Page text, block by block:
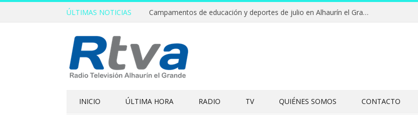
ÚLTIMAS NOTICIAS Campamentos de educación y deportes de julio en Alhaurín el Grande y Villa del Guadalhorce
INICIO ÚLTIMA HORA RADIO TV QUIÉNES SOMOS CONTACTO